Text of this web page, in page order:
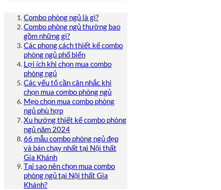
Combo phòng ngủ là gì?
Combo phòng ngủ thường bao
gồm những gì?
Các phong cách thiết kế combo
phòng ngủ phổ biến
Lợi ích khi chọn mua combo
phòng ngủ
Các yếu tố cần cân nhắc khi
chọn mua combo phòng ngủ
Mẹo chọn mua combo phòng
ngủ phù hợp
Xu hướng thiết kế combo phòng
ngủ năm 2024
66 mẫu combo phòng ngủ đẹp
và bán chạy nhất tại Nội thất
Gia Khánh
Tại sao nên chọn mua combo
phòng ngủ tại Nội thất Gia
Khánh?